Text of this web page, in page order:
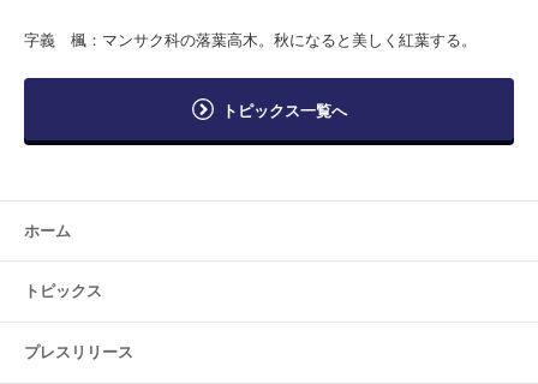
字義 楓：マンサク科の落葉高木。秋になると美しく紅葉する。
トピックス一覧へ
ホーム
トピックス
プレスリリース